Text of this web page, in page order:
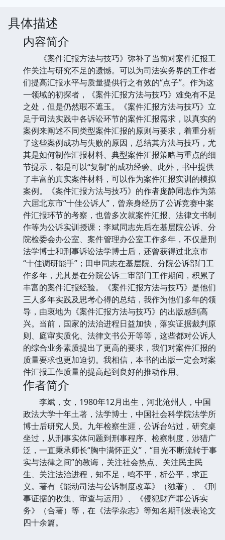
具体描述
内容简介
《案件汇报方法与技巧》弥补了当前对案件汇报工
作关注与研究不足的遗憾。可以为司法实务界的工作者
们提高汇报水平与质量提供行之有效的“点子”。作为这
一领域的初探者，《案件汇报方法与技巧》难免有不足
之处，但是仍然瑕不遮玉。《案件汇报方法与技巧》立
足于司法实践中各诉讼环节的案件汇报需求，以真实的
案例来阐述不同类型案件汇报的原则与要求，着重分析
了这些案例成功与失败的原因，总结其方法与技巧，尤
其是如何制作汇报材料、典型案件汇报策略与重点的细
节提示，都是可以“复制”的成功经验。此外，书中提供
了丰富的真实案件材料，可以作为案件汇报实训的模拟
案例。《案件汇报方法与技巧》的作者庞静同志作为第
六届北京市“十佳公诉人”，曾亲身经历了公诉竞赛中案
件汇报环节的考察，也曾多次就案件汇报、法律文书制
作等为公诉实训授课；李斌同志先后在基层院公诉、分
院检委会办公室、案件管理办公室工作多年，不仅是刑
法学博士和刑事诉讼法学博士后，还曾获得过北京市
“十佳调研能手”；田申同志在基层院、分院公诉部门工
作多年，尤其是在分院公诉二审部门工作期间，积累了
丰富的案件汇报经验。《案件汇报方法与技巧》是他们
三人多年实践及思考心得的总结，我作为他们多年的领
导，由衷地为《案件汇报方法与技巧》的出版感到高
兴。当前，国家的法治进程日益加快，落实证据裁判原
则、庭审实质化、法律文书公开等等，这些都对公诉人
的综合业务素质提出了更高的要求，我们对案件汇报的
质量要求也更加迫切。我相信，本书的出版一定会对案
件汇报工作质量的提高起到良好的推动作用。
作者简介
李斌，女，1980年12月出生，河北沧州人，中国
政法大学十年土著，法学博士，中国社会科学院法学所
博士后研究人员。九年检察生涯，公诉台站过，研究桌
坐过，从刑事实体问题到刑事程序、检察制度，涉猎广
泛，一直秉承师长“胸中满怀正义”，“目光不断流转于事
实与法律之间”的教诲，关注社会热点、关注民主民
生、关注法治进程，知不足，鸣不平，析公平，求正
义。著有《能动司法与公诉制度改革》（独著）、《刑
事证据的收集、审查与运用》、《侵犯财产罪公诉实
务》（合著）等，在《法学杂志》等知名期刊发表论文
四十余篇。